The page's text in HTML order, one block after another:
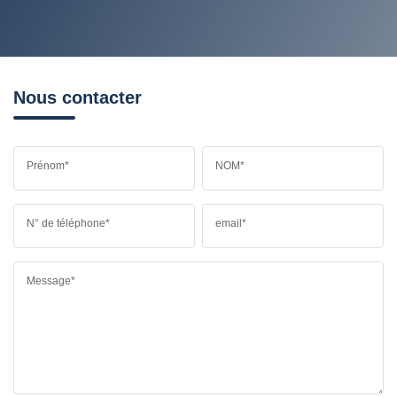
Nous contacter
Prénom* NOM*
N° de téléphone* email*
Message*